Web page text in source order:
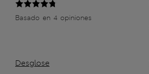
Basado en 4 opiniones
Desglose